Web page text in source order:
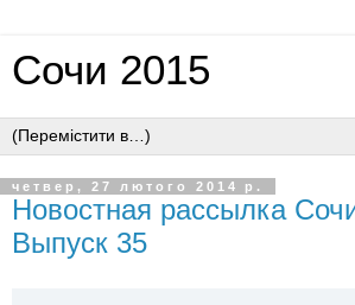
Сочи 2015
четвер, 27 лютого 2014 р.
Новостная рассылка
Выпуск 35